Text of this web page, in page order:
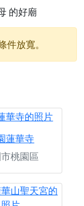
的好廟
放寬。
蓮華寺
桃園區